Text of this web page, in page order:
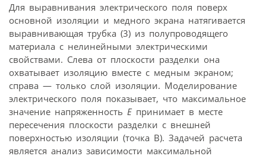
Для выравнивания электрического поля поверх
основной изоляции и медного экрана натягивается
выравнивающая трубка (3) из полупроводящего
материала с нелинейными электрическими
свойствами. Слева от плоскости разделки она
охватывает изоляцию вместе с медным экраном;
справа — только слой изоляции. Моделирование
электрического поля показывает, что максимальное
значение напряженность Eпринимает в месте
пересечения плоскости разделки с внешней
поверхностью изоляции (точка B). Задачей расчета
является анализ зависимости максимальной